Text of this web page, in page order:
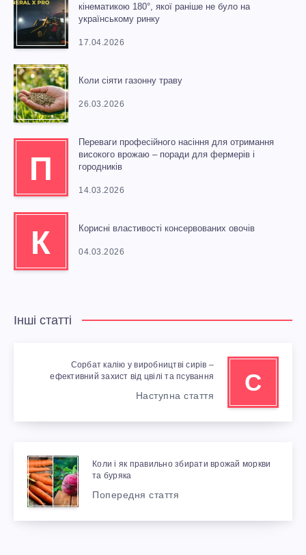
кінематикою 180°, якої раніше не було на
українському ринку
17.04.2026
Коли сіяти газонну траву
26.03.2026
П
Переваги професійного насіння для отримання
високого врожаю – поради для фермерів і
городників
14.03.2026
К Корисні властивості консервованих овочів
04.03.2026
Інші статті
С
Сорбат калію у виробництві сирів –
ефективний захист від цвілі та псування
Наступна стаття
Коли і як правильно збирати врожай моркви
та буряка
Попередня стаття